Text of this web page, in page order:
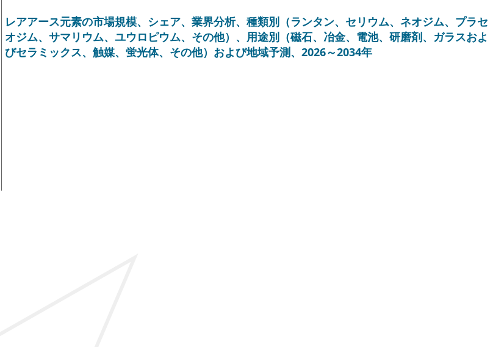
レアアース元素の市場規模、シェア、業界分析、種類別（ランタン、セリウム、ネオジム、プラセ
オジム、サマリウム、ユウロピウム、その他）、用途別（磁石、冶金、電池、研磨剤、ガラスおよ
びセラミックス、触媒、蛍光体、その他）および地域予測、2026～2034年